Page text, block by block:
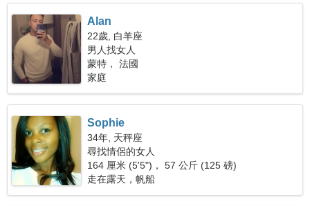
Alan
22歲, 白羊座
男人找女人
蒙特， 法國
家庭
Sophie
34年, 天秤座
尋找情侶的女人
164 厘米 (5'5")， 57 公斤 (125 磅)
走在露天，帆船